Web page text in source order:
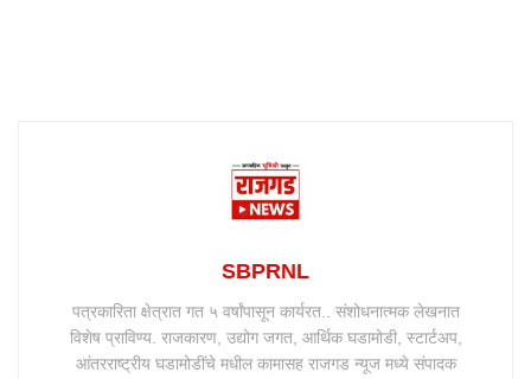
SBPRNL
पत्रकारिता क्षेत्रात गत ५ वर्षांपासून कार्यरत.. संशोधनात्मक लेखनात
विशेष प्राविण्य. राजकारण, उद्योग जगत, आर्थिक घडामोडी, स्टार्टअप,
आंतरराष्ट्रीय घडामोडींचे मधील कामासह राजगड न्यूज मध्ये संपादक